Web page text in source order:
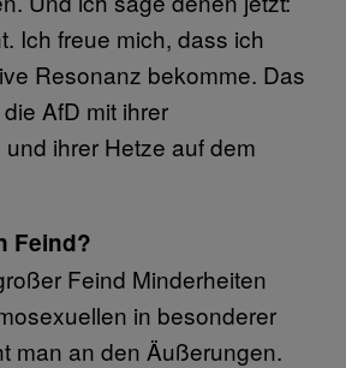
Ich freue mich, dass ich
Resonanz bekomme. Das
AfD mit ihrer
ihrer Hetze auf dem
Feind?
Feind Minderheiten
in besonderer
man an den Äußerungen.